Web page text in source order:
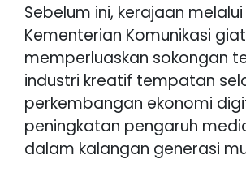
Sebelum ini, kerajaan melalui
Kementerian Komunikasi giat
memperluaskan sokongan
industri kreatif tempatan
perkembangan ekonomi
peningkatan pengaruh
dalam kalangan generasi